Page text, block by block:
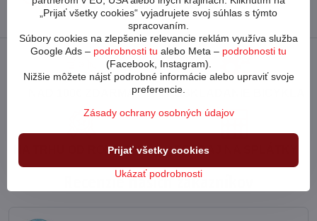
NAD 100€ ZDARMA POSKLADANIE BICYKLA
NA TRHU OD ROKU 1998 PREDAJ NA SPLÁTKY
Recenzie našich zákazníkov
„Prijať všetky cookies“ vyjadrujete svoj súhlas s týmto
spracovaním.
Súbory cookies na zlepšenie relevancie reklám využíva služba
Google Ads – podrobnosti tu alebo Meta – podrobnosti tu
(Facebook, Instagram).
Nižšie môžete nájsť podrobné informácie alebo upraviť svoje
preferencie.
Zásady ochrany osobných údajov
Ukázať podrobnosti
Prijať všetky cookies